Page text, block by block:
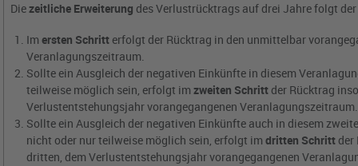
Diezeitliche Erweiterung des Verlustrücktrags auf drei Jahre folgt
Imersten Schritt erfolgt der Rücktrag in den unmittelbar
Veranlagungszeitraum.
Sollte ein Ausgleich der negativen Einkünfte in diesem
teilweise möglich sein, erfolgt imzweiten Schritt der Rücktrag
Verlustentstehungsjahr vorangegangenen Veranlagungszeitraum.
Sollte ein Ausgleich der negativen Einkünfte auch in diesem
nicht oder nur teilweise möglich sein, erfolgt imdritten Schritt der
dritten, dem Verlustentstehungsjahr vorangegangenen